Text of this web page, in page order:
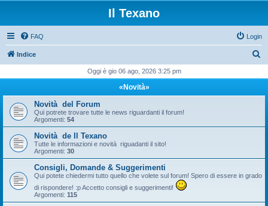
Il Texano
FAQ Login
Indice
c
Oggi è gio 06 ago, 2026 3:25 pm
«Novità»
Novità del Forum
Qui potrete trovare tutte le news riguardanti il forum!
Argomenti: 54
Novità de Il Texano
Tutte le informazioni e novità riguadanti il sito!
Argomenti: 30
Consigli, Domande & Suggerimenti
Qui potete chiedermi tutto quello che volete sul forum! Spero di essere in grado
di rispondere! :p Accetto consigli e suggerimenti!
Argomenti: 115